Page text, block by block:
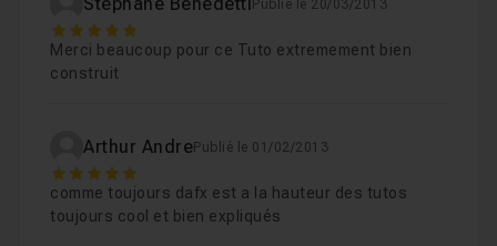
Publié le 20/03/2013
5
Merci beaucoup pour ce Tuto extremement bien
construit
Arthur AndrePublié le 01/02/2013
5
comme toujours dafx est a la hauteur des tutos
toujours cool et bien expliqués